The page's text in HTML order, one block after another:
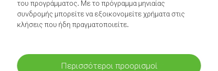
του προγράμματος. Με το πρόγραμμα μηνιαίας
συνδρομής μπορείτε να εξοικονομείτε χρήματα στις
κλήσεις που ήδη πραγματοποιείτε.
Περισσότεροι προορισμοί